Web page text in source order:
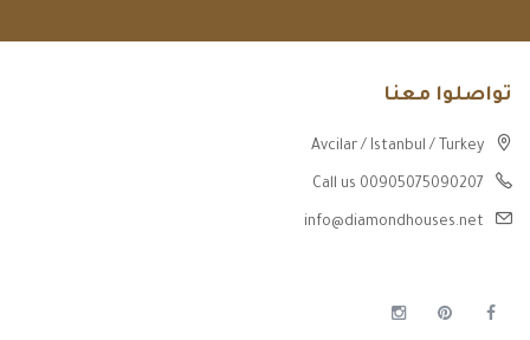
تواصلوا معنا
Avcilar / Istanbul / Turkey
Call us 00905075090207
info@diamondhouses.net